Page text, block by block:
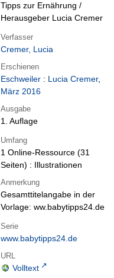
Tipps zur Ernährung /
Herausgeber Lucia Cremer
Verfasser
Cremer, Lucia
Erschienen
Eschweiler : Lucia Cremer,
März 2016
Ausgabe
1. Auflage
Umfang
1 Online-Ressource (31
Seiten) : Illustrationen
Anmerkung
Gesamttitelangabe in der
Vorlage: ww.babytipps24.de
Serie
www.babytipps24.de
URL
Volltext